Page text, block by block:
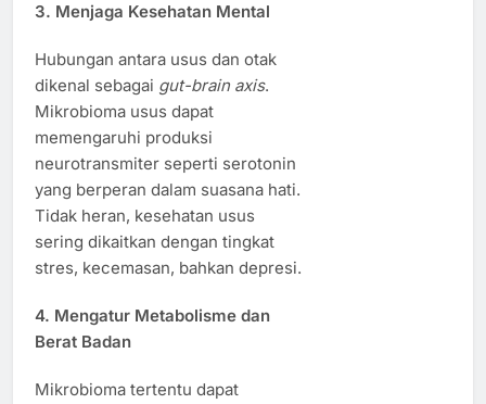
3. Menjaga Kesehatan Mental
Hubungan antara usus dan otak
dikenal sebagai gut-brain axis.
Mikrobioma usus dapat
memengaruhi produksi
neurotransmiter seperti serotonin
yang berperan dalam suasana hati.
Tidak heran, kesehatan usus
sering dikaitkan dengan tingkat
stres, kecemasan, bahkan depresi.
4. Mengatur Metabolisme dan
Berat Badan
Mikrobioma tertentu dapat